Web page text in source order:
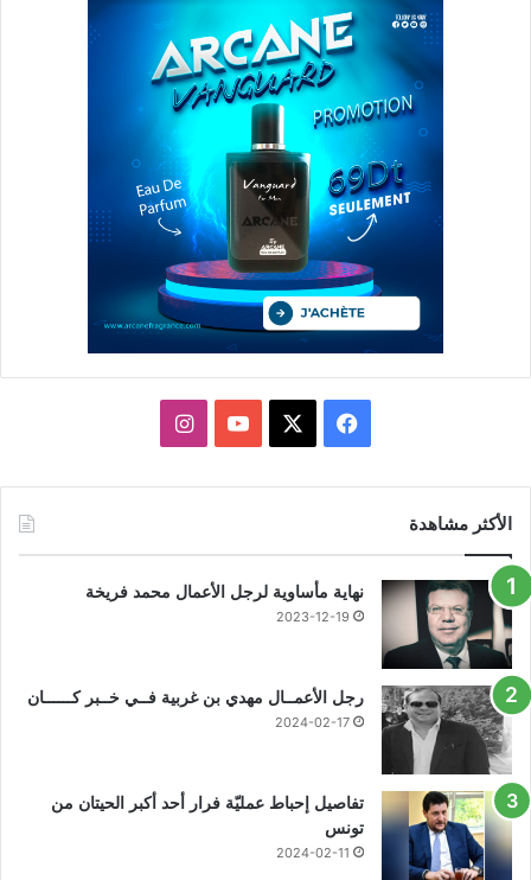
فيسبوك يوتيوبانستقرام
الأكثر مشاهدة
نهاية مأساوية لرجل الأعمال محمد فريخة
2023-12-19
رجل الأعمــال مهدي بن غربية فــي خــبر كــــــان
2024-02-17
تفاصيل إحباط عمليّة فرار أحد أكبر الحيتان من
تونس
2024-02-11